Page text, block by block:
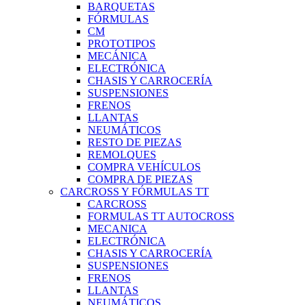
BARQUETAS
FÓRMULAS
CM
PROTOTIPOS
MECÁNICA
ELECTRÓNICA
CHASIS Y CARROCERÍA
SUSPENSIONES
FRENOS
LLANTAS
NEUMÁTICOS
RESTO DE PIEZAS
REMOLQUES
COMPRA VEHÍCULOS
COMPRA DE PIEZAS
CARCROSS Y FÓRMULAS TT
CARCROSS
FORMULAS TT AUTOCROSS
MECANICA
ELECTRÓNICA
CHASIS Y CARROCERÍA
SUSPENSIONES
FRENOS
LLANTAS
NEUMÁTICOS